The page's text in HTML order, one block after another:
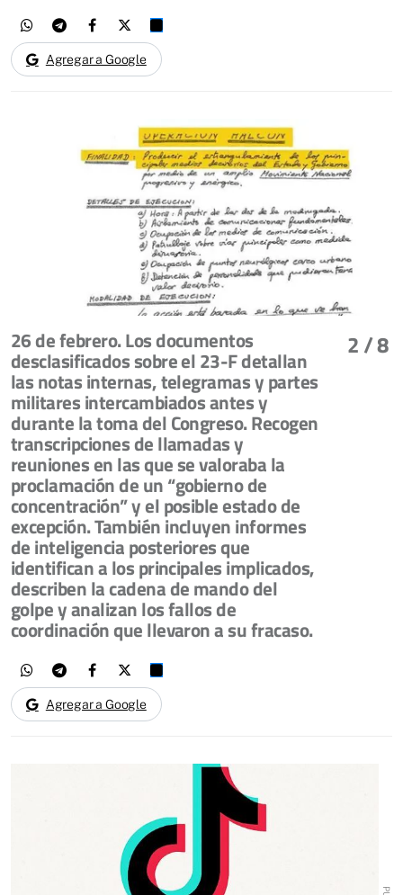
Agregar a Google
2/ 8
26 de febrero. Los documentos
desclasificados sobre el 23-F detallan
las notas internas, telegramas y partes
militares intercambiados antes y
durante la toma del Congreso. Recogen
transcripciones de llamadas y
reuniones en las que se valoraba la
proclamación de un “gobierno de
concentración” y el posible estado de
excepción. También incluyen informes
de inteligencia posteriores que
identifican a los principales implicados,
describen la cadena de mando del
golpe y analizan los fallos de
coordinación que llevaron a su fracaso.
Agregar a Google